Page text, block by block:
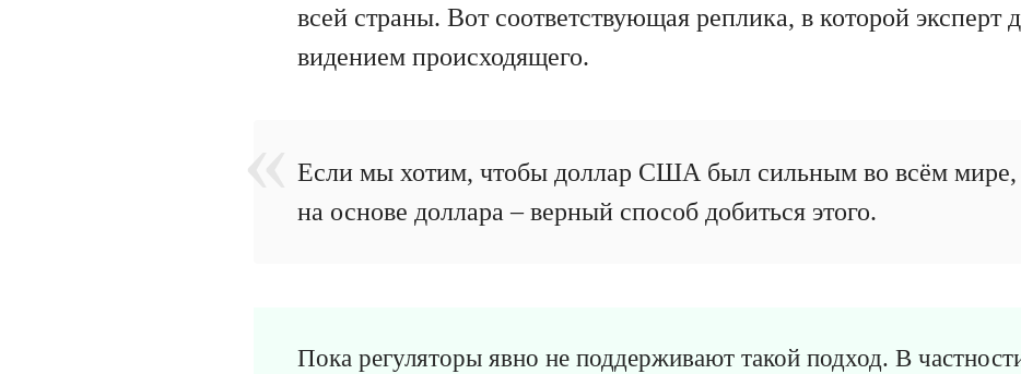
всей страны. Вот соответствующая реплика, в которой эксперт
видением происходящего.
Если мы хотим, чтобы доллар США был сильным во всём мире,
на основе доллара – верный способ добиться этого.
Пока регуляторы явно не поддерживают такой подход. В